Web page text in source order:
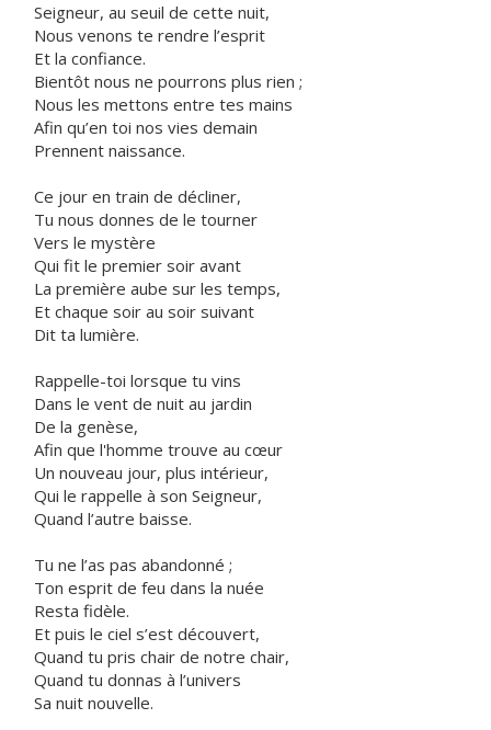
Seigneur, au seuil de cette nuit,
Nous venons te rendre l’esprit
Et la confiance.
Bientôt nous ne pourrons plus rien ;
Nous les mettons entre tes mains
Afin qu’en toi nos vies demain
Prennent naissance.
Ce jour en train de décliner,
Tu nous donnes de le tourner
Vers le mystère
Qui fit le premier soir avant
La première aube sur les temps,
Et chaque soir au soir suivant
Dit ta lumière.
Rappelle-toi lorsque tu vins
Dans le vent de nuit au jardin
De la genèse,
Afin que l'homme trouve au cœur
Un nouveau jour, plus intérieur,
Qui le rappelle à son Seigneur,
Quand l’autre baisse.
Tu ne l’as pas abandonné ;
Ton esprit de feu dans la nuée
Resta fidèle.
Et puis le ciel s’est découvert,
Quand tu pris chair de notre chair,
Quand tu donnas à l’univers
Sa nuit nouvelle.